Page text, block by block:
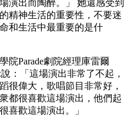
演出而陶醉。」 她還感受到
精神生活的重要性，不要迷
和生活中最重要的是什
院Parade劇院經理庫雷爾
：「這場演出非常了不起，
很偉大，歌唱節目非常好，
都很喜歡這場演出，他們起
喜歡這場演出。」